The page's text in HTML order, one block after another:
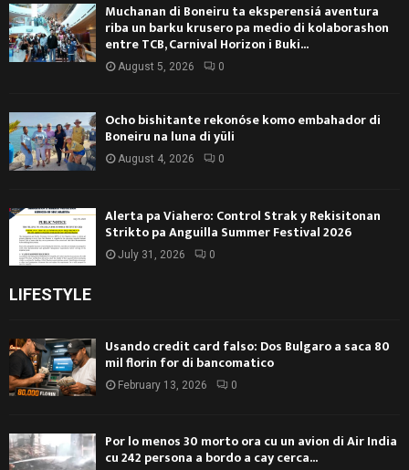
Muchanan di Boneiru ta eksperensiá aventura
riba un barku krusero pa medio di kolaborashon
entre TCB, Carnival Horizon i Buki...
August 5, 2026 0
Ocho bishitante rekonóse komo embahador di
Boneiru na luna di yüli
August 4, 2026 0
Alerta pa Viahero: Control Strak y Rekisitonan
Strikto pa Anguilla Summer Festival 2026
July 31, 2026 0
LIFESTYLE
Usando credit card falso: Dos Bulgaro a saca 80
mil florin for di bancomatico
February 13, 2026 0
Por lo menos 30 morto ora cu un avion di Air India
cu 242 persona a bordo a cay cerca...